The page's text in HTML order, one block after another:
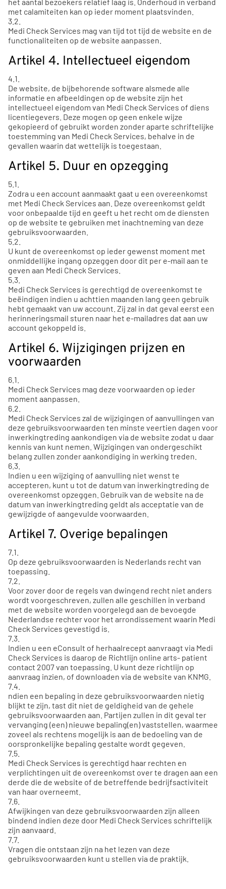
met calamiteiten kan op ieder moment plaatsvinden.
3.2.
Medi Check Services mag van tijd tot tijd de website en de
functionaliteiten op de website aanpassen.
Artikel 4. Intellectueel eigendom
4.1.
De website, de bijbehorende software alsmede alle
informatie en afbeeldingen op de website zijn het
intellectueel eigendom van Medi Check Services of diens
licentiegevers. Deze mogen op geen enkele wijze
gekopieerd of gebruikt worden zonder aparte schriftelijke
toestemming van Medi Check Services, behalve in de
gevallen waarin dat wettelijk is toegestaan.
Artikel 5. Duur en opzegging
5.1.
Zodra u een account aanmaakt gaat u een overeenkomst
met Medi Check Services aan. Deze overeenkomst geldt
voor onbepaalde tijd en geeft u het recht om de diensten
op de website te gebruiken met inachtneming van deze
gebruiksvoorwaarden.
5.2.
U kunt de overeenkomst op ieder gewenst moment met
onmiddellijke ingang opzeggen door dit per e-mail aan te
geven aan Medi Check Services.
5.3.
Medi Check Services is gerechtigd de overeenkomst te
beëindigen indien u achttien maanden lang geen gebruik
hebt gemaakt van uw account. Zij zal in dat geval eerst een
herinneringsmail sturen naar het e-mailadres dat aan uw
account gekoppeld is.
Artikel 6. Wijzigingen prijzen en
voorwaarden
6.1.
Medi Check Services mag deze voorwaarden op ieder
moment aanpassen.
6.2.
Medi Check Services zal de wijzigingen of aanvullingen van
deze gebruiksvoorwaarden ten minste veertien dagen voor
inwerkingtreding aankondigen via de website zodat u daar
kennis van kunt nemen. Wijzigingen van ondergeschikt
belang zullen zonder aankondiging in werking treden.
6.3.
Indien u een wijziging of aanvulling niet wenst te
accepteren, kunt u tot de datum van inwerkingtreding de
overeenkomst opzeggen. Gebruik van de website na de
datum van inwerkingtreding geldt als acceptatie van de
gewijzigde of aangevulde voorwaarden.
Artikel 7. Overige bepalingen
7.1.
Op deze gebruiksvoorwaarden is Nederlands recht van
toepassing.
7.2.
Voor zover door de regels van dwingend recht niet anders
wordt voorgeschreven, zullen alle geschillen in verband
met de website worden voorgelegd aan de bevoegde
Nederlandse rechter voor het arrondissement waarin Medi
Check Services gevestigd is.
7.3.
Indien u een eConsult of herhaalrecept aanvraagt via Medi
Check Services is daarop de Richtlijn online arts- patient
contact 2007 van toepassing. U kunt deze richtlijn op
aanvraag inzien, of downloaden via de website van KNMG.
7.4.
ndien een bepaling in deze gebruiksvoorwaarden nietig
blijkt te zijn, tast dit niet de geldigheid van de gehele
gebruiksvoorwaarden aan. Partijen zullen in dit geval ter
vervanging (een) nieuwe bepaling(en) vaststellen, waarmee
zoveel als rechtens mogelijk is aan de bedoeling van de
oorspronkelijke bepaling gestalte wordt gegeven.
7.5.
Medi Check Services is gerechtigd haar rechten en
verplichtingen uit de overeenkomst over te dragen aan een
derde die de website of de betreffende bedrijfsactiviteit
van haar overneemt.
7.6.
Afwijkingen van deze gebruiksvoorwaarden zijn alleen
bindend indien deze door Medi Check Services schriftelijk
zijn aanvaard.
7.7.
Vragen die ontstaan zijn na het lezen van deze
gebruiksvoorwaarden kunt u stellen via de praktijk.